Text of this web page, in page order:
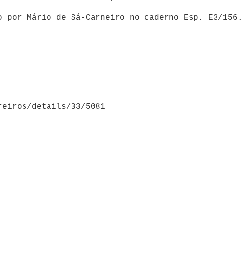
Mário de Sá-Carneiro no caderno Esp. E3/156.
details/33/5081